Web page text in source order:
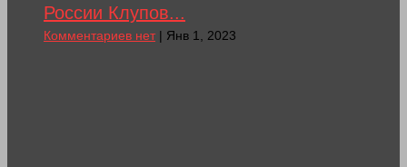
России Клупов...
Комментариев нет| Янв 1, 2023